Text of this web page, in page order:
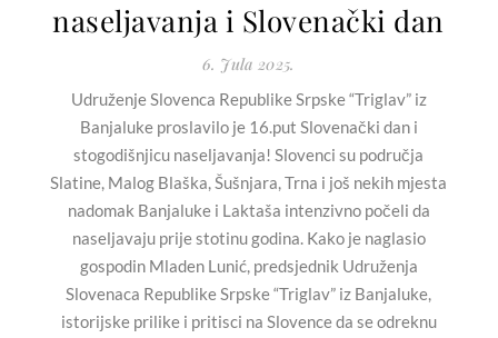
naseljavanja i Slovenački dan
6. Jula 2025.
Udruženje Slovenca Republike Srpske “Triglav” iz
Banjaluke proslavilo je 16.put Slovenački dan i
stogodišnjicu naseljavanja! Slovenci su područja
Slatine, Malog Blaška, Šušnjara, Trna i još nekih mjesta
nadomak Banjaluke i Laktaša intenzivno počeli da
naseljavaju prije stotinu godina. Kako je naglasio
gospodin Mladen Lunić, predsjednik Udruženja
Slovenaca Republike Srpske “Triglav” iz Banjaluke,
istorijske prilike i pritisci na Slovence da se odreknu